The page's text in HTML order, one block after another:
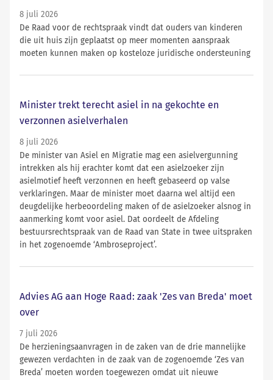
8 juli 2026
De Raad voor de rechtspraak vindt dat ouders van kinderen
die uit huis zijn geplaatst op meer momenten aanspraak
moeten kunnen maken op kosteloze juridische ondersteuning
Minister trekt terecht asiel in na gekochte en
verzonnen asielverhalen
8 juli 2026
De minister van Asiel en Migratie mag een asielvergunning
intrekken als hij erachter komt dat een asielzoeker zijn
asielmotief heeft verzonnen en heeft gebaseerd op valse
verklaringen. Maar de minister moet daarna wel altijd een
deugdelijke herbeoordeling maken of de asielzoeker alsnog in
aanmerking komt voor asiel. Dat oordeelt de Afdeling
bestuursrechtspraak van de Raad van State in twee uitspraken
in het zogenoemde ‘Ambroseproject’.
Advies AG aan Hoge Raad: zaak 'Zes van Breda' moet
over
7 juli 2026
De herzieningsaanvragen in de zaken van de drie mannelijke
gewezen verdachten in de zaak van de zogenoemde ‘Zes van
Breda’ moeten worden toegewezen omdat uit nieuwe